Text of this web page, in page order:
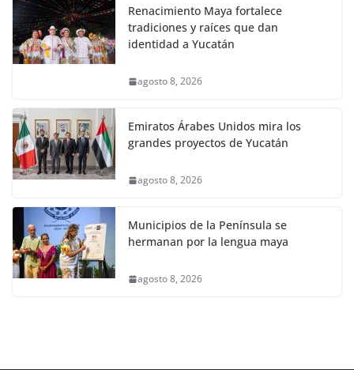
Renacimiento Maya fortalece
tradiciones y raíces que dan
identidad a Yucatán
agosto 8, 2026
Emiratos Árabes Unidos mira los
grandes proyectos de Yucatán
agosto 8, 2026
Municipios de la Península se
hermanan por la lengua maya
agosto 8, 2026